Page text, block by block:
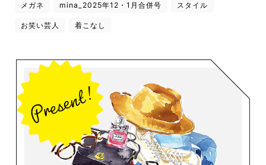
メガネ mina_2025年12・1月合併号 スタイル
お笑い芸人 着こなし